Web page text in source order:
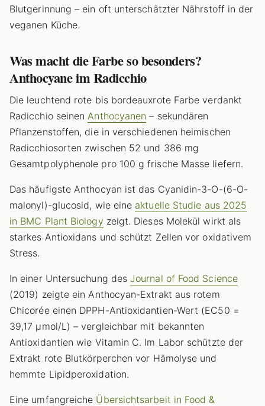
Blutgerinnung – ein oft unterschätzter Nährstoff in der
veganen Küche.
Was macht die Farbe so besonders?
Anthocyane im Radicchio
Die leuchtend rote bis bordeauxrote Farbe verdankt
Radicchio seinen Anthocyanen – sekundären
Pflanzenstoffen, die in verschiedenen heimischen
Radicchiosorten zwischen 52 und 386 mg
Gesamtpolyphenole pro 100 g frische Masse liefern.
Das häufigste Anthocyan ist das Cyanidin-3-O-(6-O-
malonyl)-glucosid, wie eine aktuelle Studie aus 2025
in BMC Plant Biology zeigt. Dieses Molekül wirkt als
starkes Antioxidans und schützt Zellen vor oxidativem
Stress.
In einer Untersuchung desJournal of Food Science
(2019) zeigte ein Anthocyan-Extrakt aus rotem
Chicorée einen DPPH-Antioxidantien-Wert (EC50 =
39,17 µmol/L) – vergleichbar mit bekannten
Antioxidantien wie Vitamin C. Im Labor schützte der
Extrakt rote Blutkörperchen vor Hämolyse und
hemmte Lipidperoxidation.
Eine umfangreiche Übersichtsarbeit in Food &